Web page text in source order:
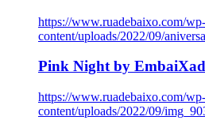
https://www.ruadebaixo.com/wp-
content/uploads/2022/09/
Pink Night by
https://www.ruadebaixo.com/wp-
content/uploads/2022/09/